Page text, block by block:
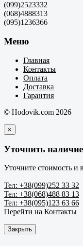
(099)2523332
(068)4888313
(095)1236366
Меню
Главная
Контакты
Оплата
Доставка
Гарантия
© Hodovik.com 2026
×
Уточнить наличие
Уточните стоимость и
Тел: +38(099)252 33 32
Тел: +38(068)488 83 13
Тел: +38(095)123 63 66
Перейти на Контакты
Закрыть